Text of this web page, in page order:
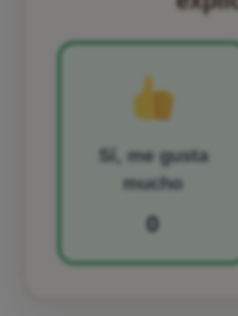
Sí, me gusta
mucho
0